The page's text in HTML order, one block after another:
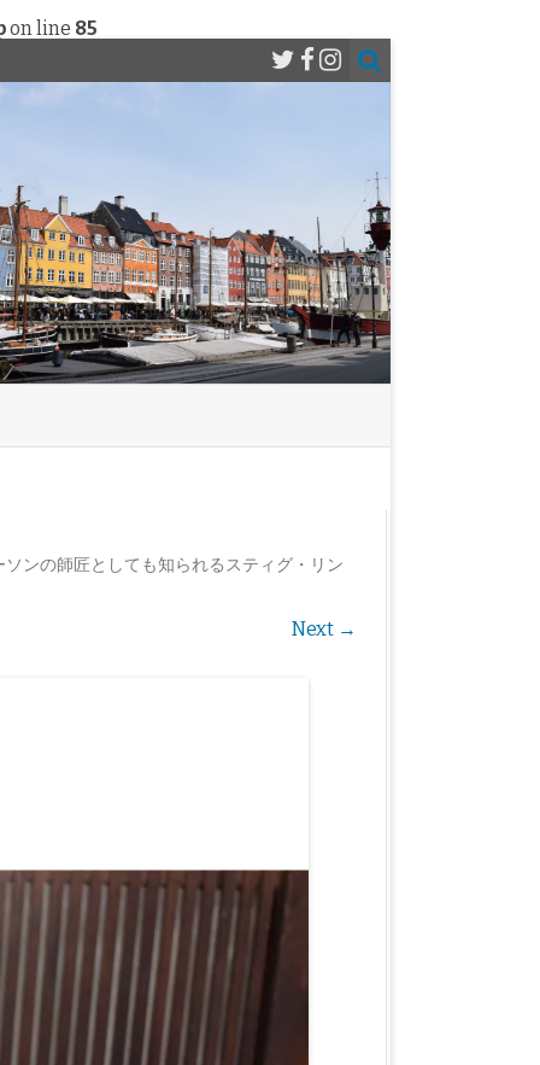
on line 85
ンの師匠としても知られるスティグ・リン
Next →